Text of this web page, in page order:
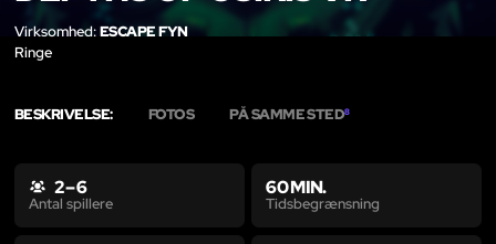
Virksomhed:ESCAPE FYN
Ringe
BESKRIVELSE: FOTOS PÅ SAMME STED8
2 – 6
Antal spillere
60 MIN.
Tidsbegrænsning